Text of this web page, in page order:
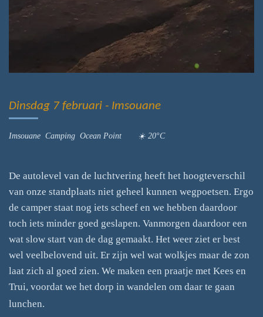
Dinsdag 7 februari - Imsouane
Imsouane Camping Ocean Point ☀️ 20°C
De autolevel van de luchtvering heeft het hoogteverschil
van onze standplaats niet geheel kunnen wegpoetsen. Ergo
de camper staat nog iets scheef en we hebben daardoor
toch iets minder goed geslapen. Vanmorgen daardoor een
wat slow start van de dag gemaakt. Het weer ziet er best
wel veelbelovend uit. Er zijn wel wat wolkjes maar de zon
laat zich al goed zien. We maken een praatje met Kees en
Trui, voordat we het dorp in wandelen om daar te gaan
lunchen.